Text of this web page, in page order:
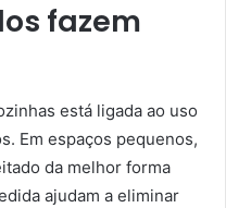
fazem
está ligada ao uso
Em espaços pequenos,
da melhor forma
ajudam a eliminar